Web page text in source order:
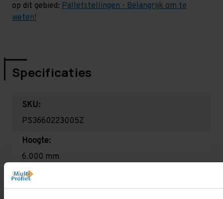
op dit gebied: Palletstellingen - Belangrijk om te
weten!
Specificaties
SKU:
PS3660223005Z
Hoogte:
6.000 mm
Diepte: